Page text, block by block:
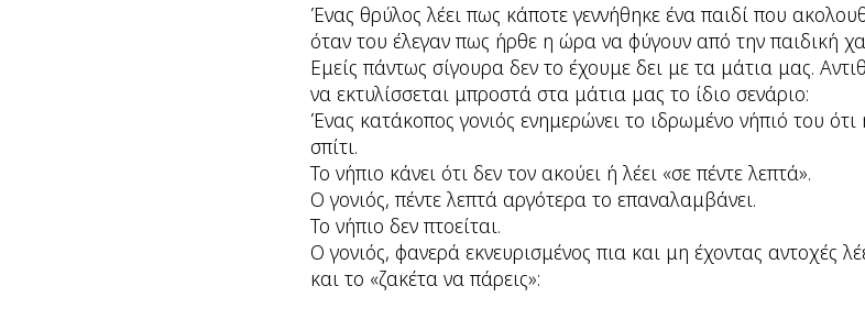
Ένας θρύλος λέει πως κάποτε γεννήθηκε ένα παιδί που
όταν του έλεγαν πως ήρθε η ώρα να φύγουν από την παιδική
Εμείς πάντως σίγουρα δεν το έχουμε δει με τα μάτια μας.
να εκτυλίσσεται μπροστά στα μάτια μας το ίδιο σενάριο:
Ένας κατάκοπος γονιός ενημερώνει το ιδρωμένο νήπιό του
σπίτι.
Το νήπιο κάνει ότι δεν τον ακούει ή λέει «σε πέντε λεπτά».
Ο γονιός, πέντε λεπτά αργότερα το επαναλαμβάνει.
Το νήπιο δεν πτοείται.
Ο γονιός, φανερά εκνευρισμένος πια και μη έχοντας αντοχές
και το «ζακέτα να πάρεις»: